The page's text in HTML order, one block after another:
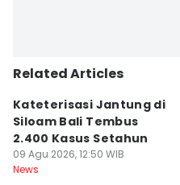
Related Articles
Kateterisasi Jantung di
Siloam Bali Tembus
2.400 Kasus Setahun
09 Agu 2026, 12:50 WIB
News